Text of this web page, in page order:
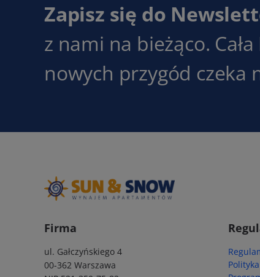
Zapisz się do
z nami na bieżąco. Cała
nowych przygód czeka
Firma
ul. Gałczyńskiego 4
00-362 Warszawa